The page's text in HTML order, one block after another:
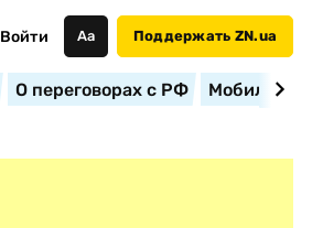
Войти Аа Поддержать ZN.ua
О переговорах с РФ